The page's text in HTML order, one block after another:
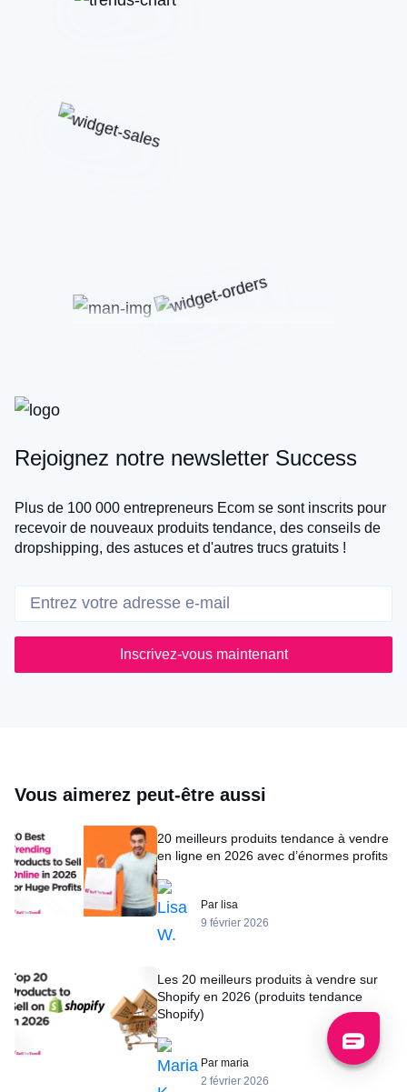
Rejoignez notre newsletter Success
Plus de 100 000 entrepreneurs Ecom se sont inscrits pour
recevoir de nouveaux produits tendance, des conseils de
dropshipping, des astuces et d'autres trucs gratuits !
Inscrivez-vous maintenant
Vous aimerez peut-être aussi
20 meilleurs produits tendance à vendre
en ligne en 2026 avec d’énormes profits
Par lisa
9 février 2026
Les 20 meilleurs produits à vendre sur
Shopify en 2026 (produits tendance
Shopify)
Par maria
2 février 2026